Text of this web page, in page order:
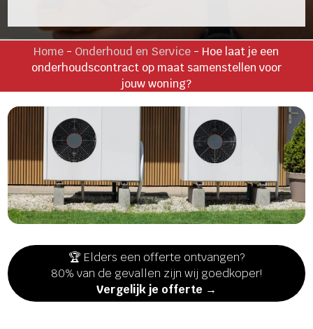
Home - Onderhoud en Service - Hoe laat je een
onderhoudscontract op maat samenstellen voor
jouw woning?
🏆 Elders een offerte ontvangen?
80% van de gevallen zijn wij goedkoper!
Vergelijk je offerte →